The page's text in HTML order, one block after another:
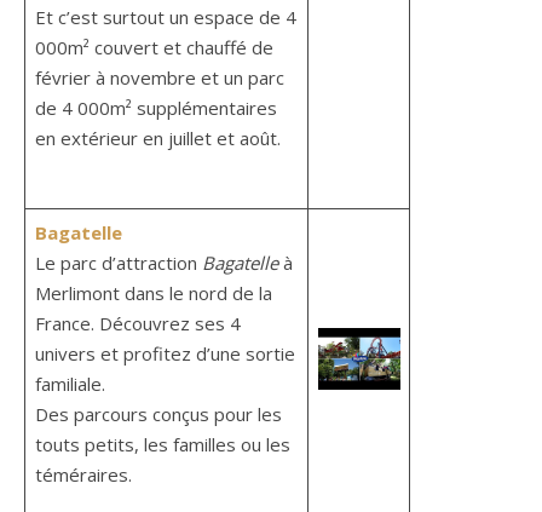
Et c’est surtout un espace de 4
000m² couvert et chauffé de
février à novembre et un parc
de 4 000m² supplémentaires
en extérieur en juillet et août.
Bagatelle
Le parc d’attraction Bagatelleà
Merlimont dans le nord de la
France. Découvrez ses 4
univers et profitez d’une sortie
familiale.
Des parcours conçus pour les
touts petits, les familles ou les
téméraires.